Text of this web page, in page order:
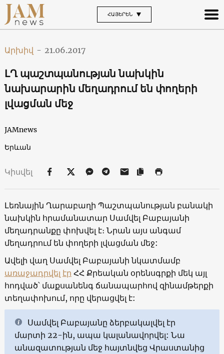
ՀԱՅԵՐԵՆ
Արխիվ - 21.06.2017
ԼՂ պաշտպանության նախկին
նախարարին մեղադրում են փողերի
լվացման մեջ
JAMnews
Երևան
Կիսվել
Լեռնային Ղարաբաղի Պաշտպանության բանակի
նախկին հրամանատար Սամվել Բաբայանի
մեղադրանքը փոխվել է։ Նրան այս անգամ
մեղադրում են փողերի լվացման մեջ:
Ավելի վաղ Սամվել Բաբայանի նկատմամբ
առաջադրվել էր ՀՀ Քրեական օրենսգրքի մեկ այլ
հոդված՝ մաքսանենգ ճանապարհով զինամթերքի
տեղափոխում, որը վերացվել է:
Սամվել Բաբայանը ձերբակալվել էր
մարտի 22-ին, ապա կալանավորվել: Նա
անազատության մեջ հայտնվեց Վրաստանից